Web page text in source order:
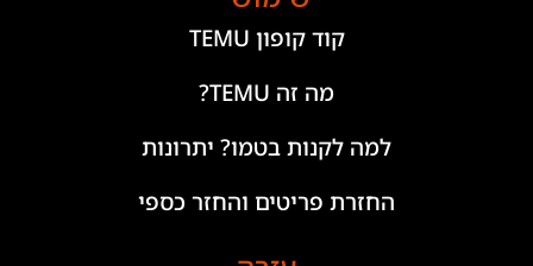
קוד קופון TEMU
מה זה TEMU?
למה לקנות בטמו? יתרונות
החזרת פריטים והחזר כספי​